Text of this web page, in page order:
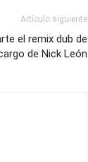
Artículo siguiente
el remix dub de
de Nick León